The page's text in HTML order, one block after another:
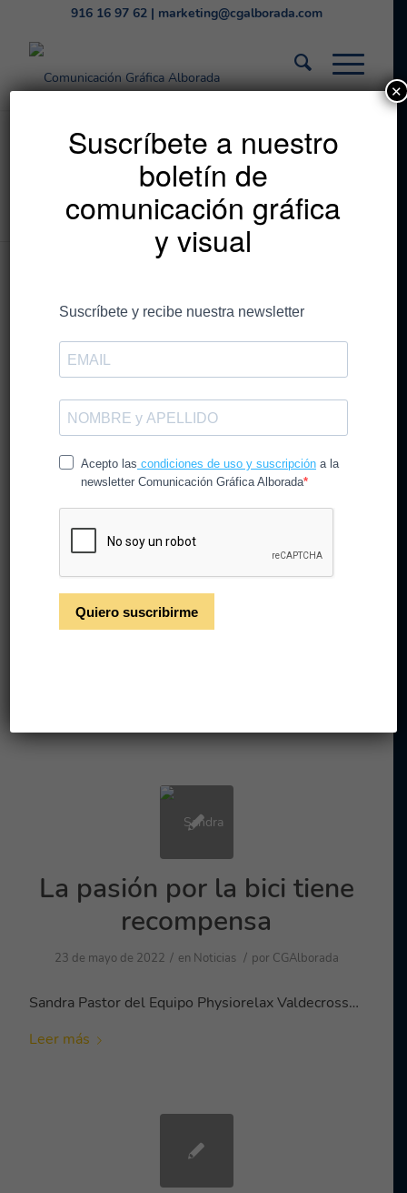
916 16 97 62| marketing@cgalborada.com
Listado de la etiqueta:
Estás en: Inicio / forestal
Entradas
Celebra a los bosques con
nosotros durante la
Semana del Bosque FSCR
2022
20 de septiembre de 2022
La pasión por la bici tiene
recompensa
23 de mayo de 2022 / en Noticias / por CGAlborada
Sandra Pastor del Equipo Physiorelax Valdecross…
Leer más
Suscríbete a nuestro
boletín de
comunicación gráfica
y visual
✕